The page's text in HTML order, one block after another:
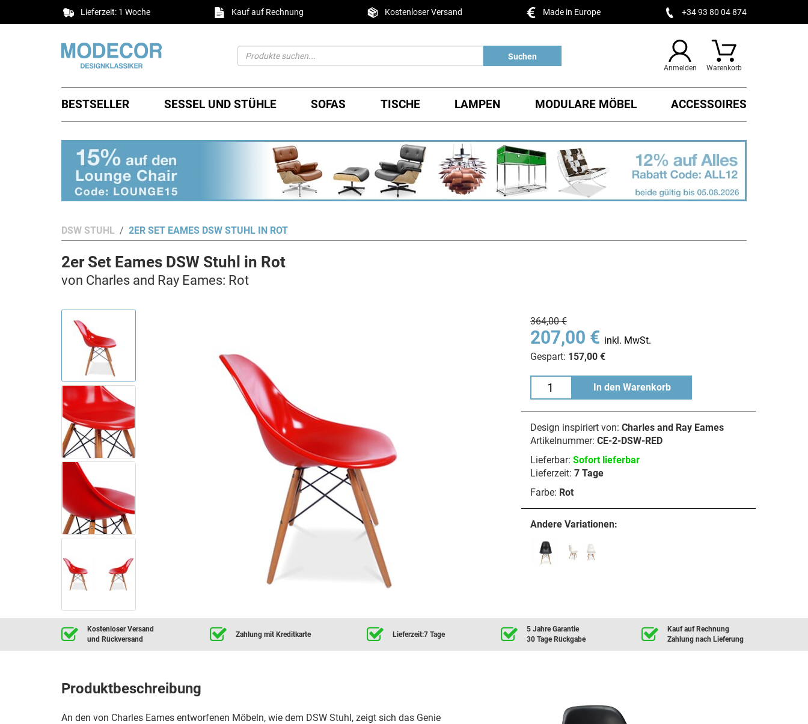
Lieferzeit: 1 Woche Kauf auf Rechnung Kostenloser Versand Made in Europe +34 93 80 04 874
Suchen
Anmelden Warenkorb
BESTSELLER SESSEL UND STÜHLE SOFAS TISCHE LAMPEN MODULARE MÖBEL ACCESSOIRES
DSW STUHL 2ER SET EAMES DSW STUHL IN ROT
2er Set Eames DSW Stuhl in Rot
von Charles and Ray Eames: Rot
364,00 €
207,00 € inkl. MwSt.
Gespart: 157,00 €
In den Warenkorb
Design inspiriert von: Charles and Ray Eames
Artikelnummer: CE-2-DSW-RED
Lieferbar: Sofort lieferbar
Lieferzeit: 7 Tage
Farbe: Rot
Andere Variationen:
Kostenloser Versand
und Rückversand
Zahlung mit Kreditkarte Lieferzeit:7 Tage
5 Jahre Garantie
30 Tage Rückgabe
Kauf auf Rechnung
Zahlung nach Lieferung
Produktbeschreibung
An den von Charles Eames entworfenen Möbeln, wie dem DSW Stuhl, zeigt sich das Genie